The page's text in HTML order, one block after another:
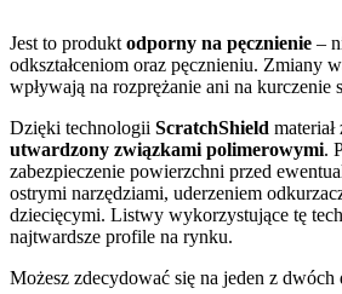
Jest to produkt odporny na pęcznienie –
odkształceniom oraz pęcznieniu. Zmiany
wpływają na rozprężanie ani na kurczenie
Dzięki technologii ScratchShield materiał
utwardzony związkami polimerowymi.
zabezpieczenie powierzchni przed
ostrymi narzędziami, uderzeniem
dziecięcymi. Listwy wykorzystujące tę
najtwardsze profile na rynku.
Możesz zdecydować się na jeden z